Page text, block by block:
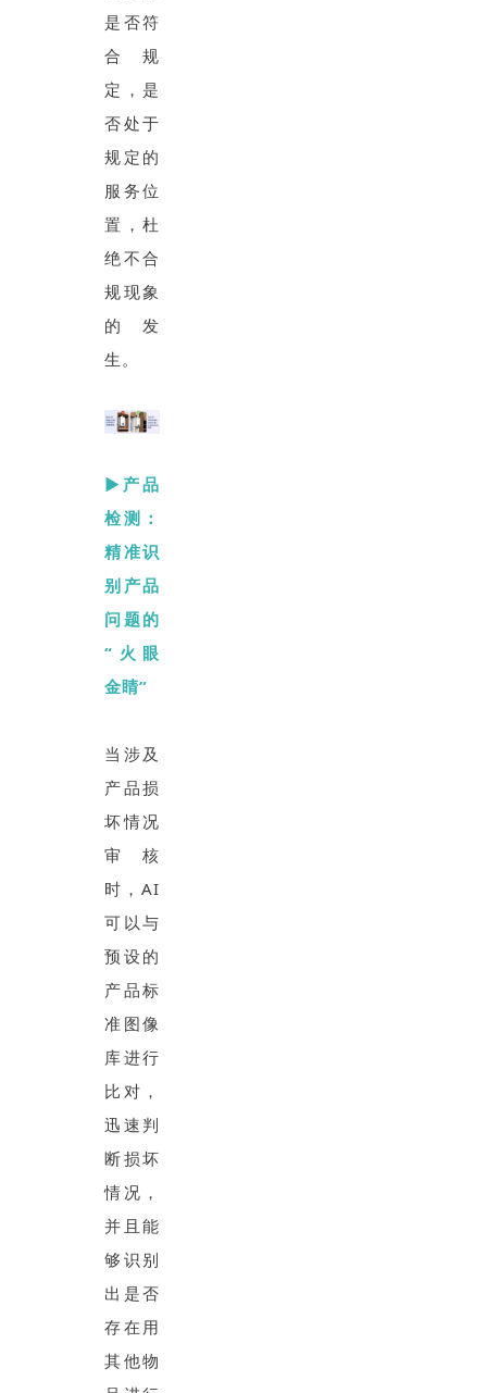
是否符
合规
定，是
否处于
规定的
服务位
置，杜
绝不合
规现象
的发
生。
▶产品
检测：
精准识
别产品
问题的
“火眼
金睛”
当涉及
产品损
坏情况
审核
时，AI
可以与
预设的
产品标
准图像
库进行
比对，
迅速判
断损坏
情况，
并且能
够识别
出是否
存在用
其他物